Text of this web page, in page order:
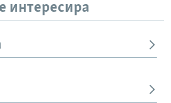
интересира